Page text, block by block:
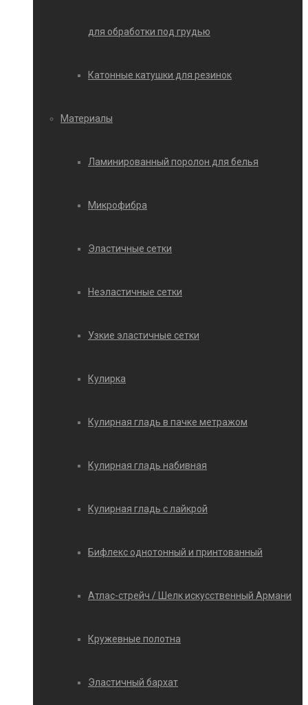
для обработки под грудью
Катонные катушки для резинок
Материалы
Ламинированный поролон для белья
Микрофибра
Эластичные сетки
Неэластичные сетки
Узкие эластичные сетки
Кулирка
Кулирная гладь в пачке метражом
Кулирная гладь набивная
Кулирная гладь с лайкрой
Бифлекс однотонный и принтованный
Атлас-стрейч / Шелк искусственный Армани
Кружевные полотна
Эластичный бархат